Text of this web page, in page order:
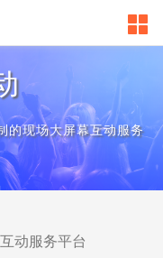
的现场大屏幕互动服务
动服务平台